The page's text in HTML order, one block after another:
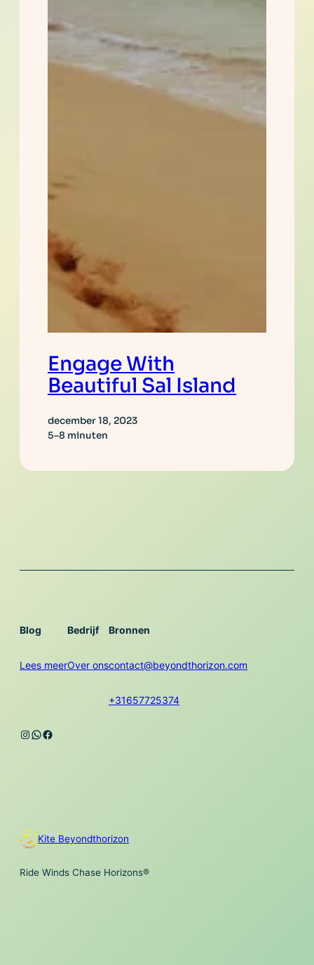
Engage With
Beautiful Sal Island
december 18, 2023
5–8 minuten
Blog
Lees meer
Bedrijf
Over ons
Bronnen
contact@beyondthorizon.com
+31657725374
Instagram
WhatsApp
Facebook
Kite Beyondthorizon
Ride Winds Chase Horizons®